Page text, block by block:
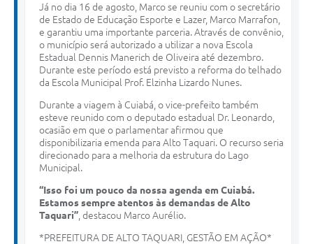
Já no dia 16 de agosto, Marco se reuniu com o secretário
de Estado de Educação Esporte e Lazer, Marco Marrafon,
e garantiu uma importante parceria. Através de convênio,
o município será autorizado a utilizar a nova Escola
Estadual Dennis Manerich de Oliveira até dezembro.
Durante este período está previsto a reforma do telhado
da Escola Municipal Prof. Elzinha Lizardo Nunes.
Durante a viagem à Cuiabá, o vice-prefeito também
esteve reunido com o deputado estadual Dr. Leonardo,
ocasião em que o parlamentar afirmou que
disponibilizaria emenda para Alto Taquari. O recurso seria
direcionado para a melhoria da estrutura do Lago
Municipal.
“Isso foi um pouco da nossa agenda em Cuiabá.
Estamos sempre atentos às demandas de Alto
Taquari” , destacou Marco Aurélio.
*PREFEITURA DE ALTO TAQUARI, GESTÃO EM AÇÃO*